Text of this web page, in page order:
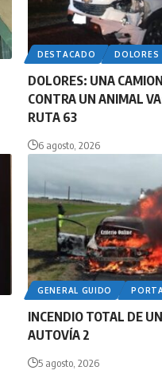
DESTACADO DOLORES
DOLORES: UNA
CONTRA UN ANIMAL
RUTA 63
6 agosto, 2026
GENERAL GUIDO
INCENDIO TOTAL DE
AUTOVÍA 2
5 agosto, 2026